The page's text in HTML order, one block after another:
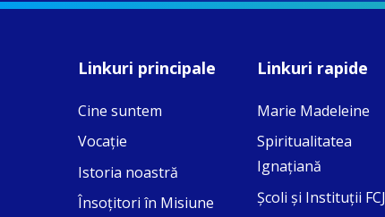
Share
Linkuri principale
Cine suntem
Vocaţie
Istoria noastră
Însoţitori în Misiune
Linkuri rapide
Marie Madeleine
Spiritualitatea
Ignaţiană
Şcoli şi Instituţii FCJ